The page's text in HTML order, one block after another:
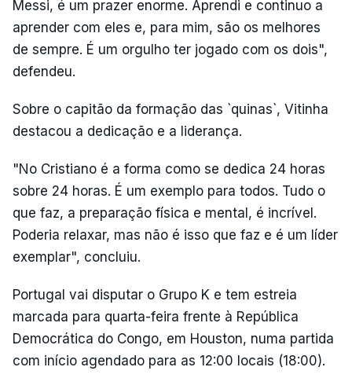
Messi, é um prazer enorme. Aprendi e continuo a
aprender com eles e, para mim, são os melhores
de sempre. É um orgulho ter jogado com os dois",
defendeu.
Sobre o capitão da formação das `quinas`, Vitinha
destacou a dedicação e a liderança.
"No Cristiano é a forma como se dedica 24 horas
sobre 24 horas. É um exemplo para todos. Tudo o
que faz, a preparação física e mental, é incrível.
Poderia relaxar, mas não é isso que faz e é um líder
exemplar", concluiu.
Portugal vai disputar o Grupo K e tem estreia
marcada para quarta-feira frente à República
Democrática do Congo, em Houston, numa partida
com início agendado para as 12:00 locais (18:00).